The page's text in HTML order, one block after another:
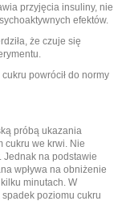
przyjęcia insuliny, nie
efektów.
że czuje się
powrócił do normy
próbą ukazania
cukru we krwi. Nie
Jednak na podstawie
wpływa na obniżenie
minutach. W
poziomu cukru